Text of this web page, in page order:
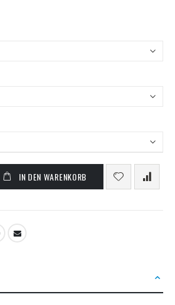
IN DEN WARENKORB